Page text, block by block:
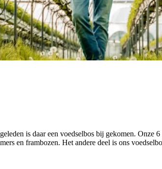
is daar een voedselbos bij gekomen. Onze
en frambozen. Het andere deel is ons